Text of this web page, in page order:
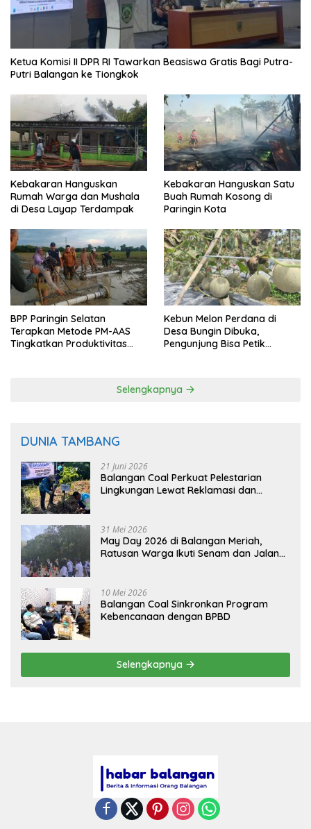
Ketua Komisi II DPR RI Tawarkan Beasiswa Gratis Bagi Putra-
Putri Balangan ke Tiongkok
Kebakaran Hanguskan
Rumah Warga dan Mushala
di Desa Layap Terdampak
Kebakaran Hanguskan Satu
Buah Rumah Kosong di
Paringin Kota
BPP Paringin Selatan
Terapkan Metode PM-AAS
Tingkatkan Produktivitas
Kebun Melon Perdana di
Desa Bungin Dibuka,
Pengunjung Bisa Petik
Selengkapnya
DUNIA TAMBANG
21 Juni 2026
Balangan Coal Perkuat Pelestarian
Lingkungan Lewat Reklamasi dan
31 Mei 2026
May Day 2026 di Balangan Meriah,
Ratusan Warga Ikuti Senam dan Jalan
10 Mei 2026
Balangan Coal Sinkronkan Program
Kebencanaan dengan BPBD
Selengkapnya